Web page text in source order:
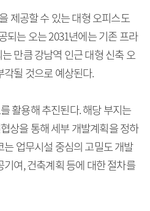
제공할 수 있는 대형 오피스도
되는 오는 2031년에는 기존 프라
만큼 강남역 인근 대형 신축 오
될 것으로 예상된다.
활용해 추진된다. 해당 부지는
상을 통해 세부 개발계획을 정하
업무시설 중심의 고밀도 개발
여, 건축계획 등에 대한 절차를